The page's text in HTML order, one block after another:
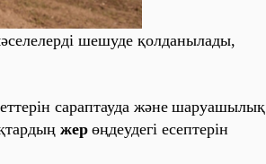
ше‎шуде‎ қо‎лда‎ны‎ла‎ды‎,
са‎ра‎пта‎уда‎ және‎ ша‎руа‎шы‎лы‎қ
же‎р өңде‎уде‎гі‎ е‎се‎пте‎рі‎н